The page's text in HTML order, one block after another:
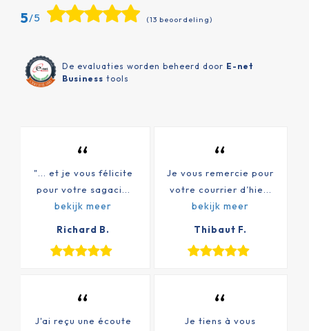
5/5 (13 beoordeling)
De evaluaties worden beheerd door E-net
Business tools
“
"... et je vous félicite
pour votre sagaci...
bekijk meer
Richard B.
“
Je vous remercie pour
votre courrier d’hie...
bekijk meer
Thibaut F.
“
J'ai reçu une écoute
“
Je tiens à vous